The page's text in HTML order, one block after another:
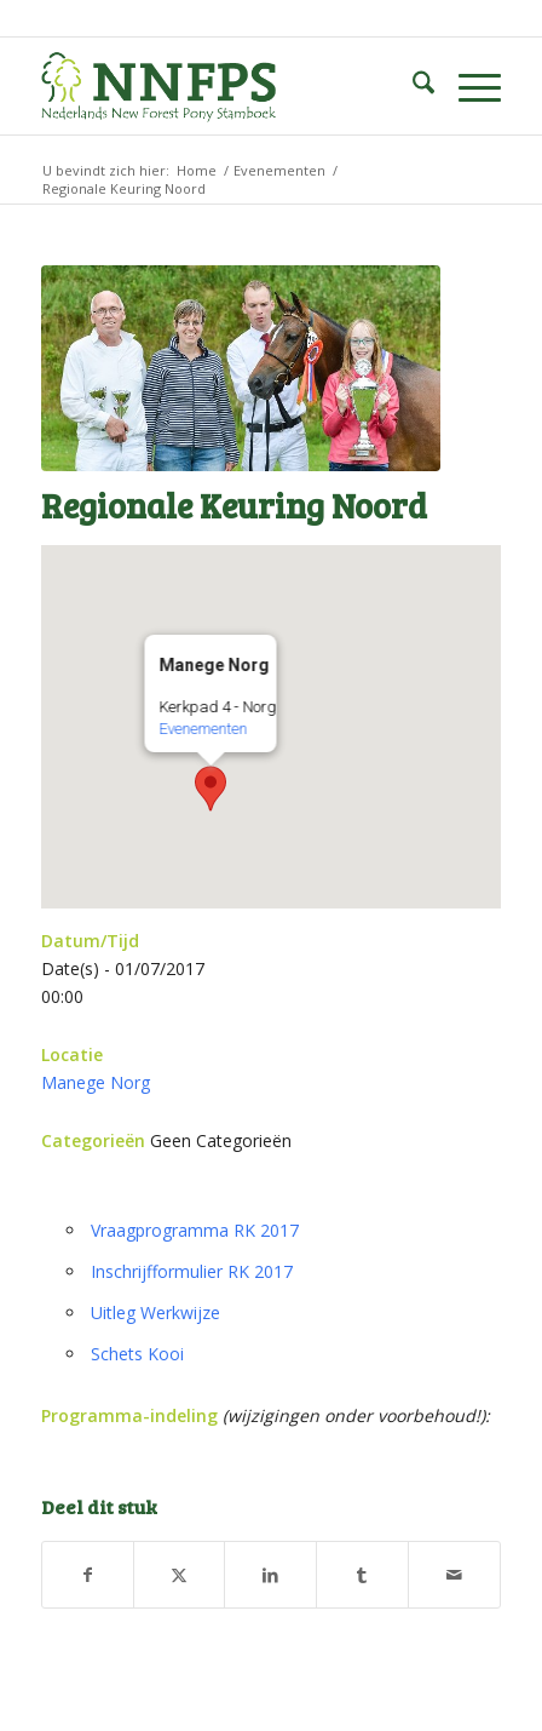
U bevindt zich hier: Home / Evenementen /
Regionale Keuring Noord
Regionale Keuring Noord
Manege Norg
Kerkpad 4 - Norg
Evenementen
Datum/Tijd
Date(s) - 01/07/2017
00:00
Locatie
Manege Norg
Categorieën Geen Categorieën
Vraagprogramma RK 2017
Inschrijfformulier RK 2017
Uitleg Werkwijze
Schets Kooi
Programma-indeling (wijzigingen onder voorbehoud!):
Deel dit stuk